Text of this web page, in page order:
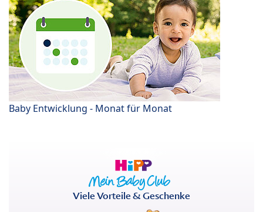
Baby Entwicklung - Monat für Monat
Viele Vorteile & Geschenke